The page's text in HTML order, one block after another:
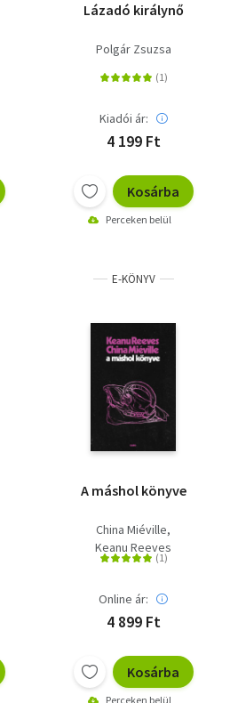
Lázadó királynő
Polgár Zsuzsa
Kiadói ár:
4 199 Ft
Kosárba
Perceken belül
E-KÖNYV
A máshol könyve
China Miéville
Keanu Reeves
Online ár:
4 899 Ft
Kosárba
Perceken belül